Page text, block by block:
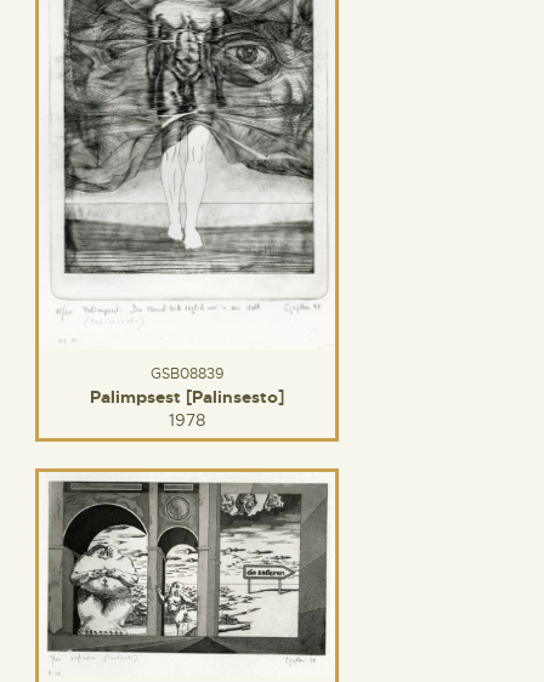
GSB08839
Palimpsest [Palinsesto]
1978